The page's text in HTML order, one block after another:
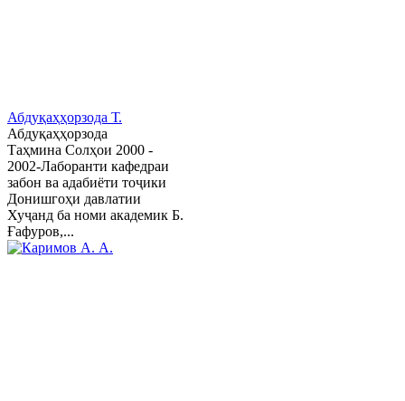
Абдуқаҳҳорзода Т.
Абдуқаҳҳорзода
Таҳмина Солҳои 2000 -
2002-Лаборанти кафедраи
забон ва адабиёти тоҷики
Донишгоҳи давлатии
Хуҷанд ба номи академик Б.
Ғафуров,...